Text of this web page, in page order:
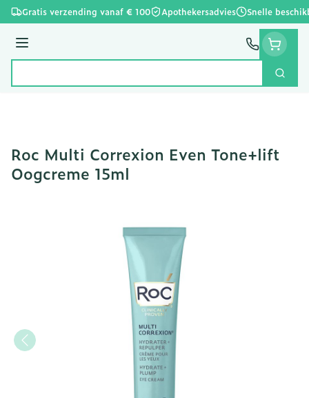
Ga naar de inhoud
Gratis verzending vanaf € 100 Apothekersadvies Snelle
Menu
Zoek
Roc Multi Correxion Even Tone+lift
Oogcreme 15ml